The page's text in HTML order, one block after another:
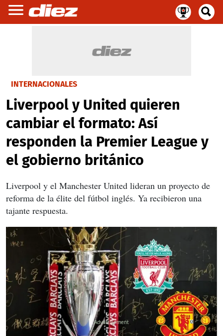
INTERNACIONALES
Liverpool y United quieren
cambiar el formato: Así
responden la Premier League y
el gobierno británico
Liverpool y el Manchester United lideran un proyecto de
reforma de la élite del fútbol inglés. Ya recibieron una
tajante respuesta.
X
X
X